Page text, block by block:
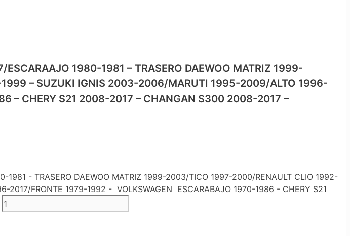
1980-1981 – TRASERO DAEWOO MATRIZ 1999-
– SUZUKI IGNIS 2003-2006/MARUTI 1995-2009/ALTO 1996-
– CHERY S21 2008-2017 – CHANGAN S300 2008-2017 –
1981 - TRASERO DAEWOO MATRIZ 1999-2003/TICO 1997-2000/RENAULT CLIO 1992-
FRONTE 1979-1992 - VOLKSWAGEN ESCARABAJO 1970-1986 - CHERY S21